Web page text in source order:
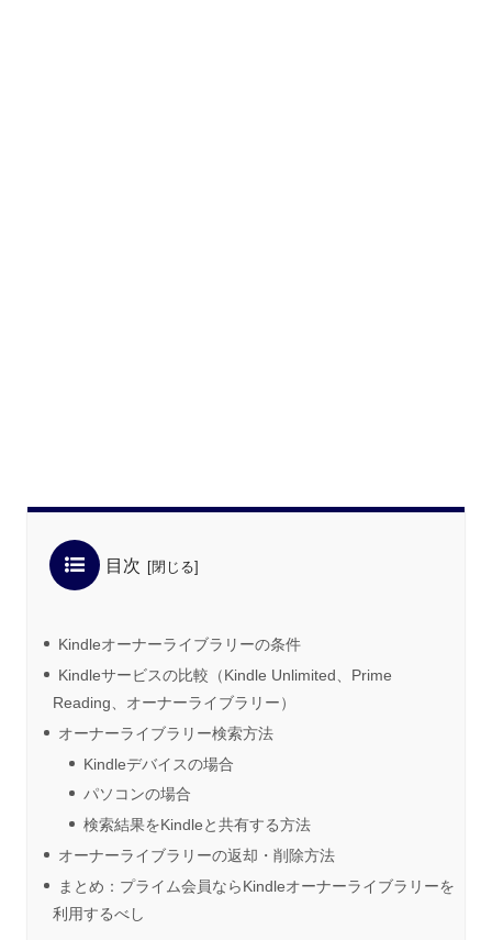
目次
Kindleオーナーライブラリーの条件
Kindleサービスの比較（Kindle Unlimited、Prime
Reading、オーナーライブラリー）
オーナーライブラリー検索方法
Kindleデバイスの場合
パソコンの場合
検索結果をKindleと共有する方法
オーナーライブラリーの返却・削除方法
まとめ：プライム会員ならKindleオーナーライブラリーを
利用するべし